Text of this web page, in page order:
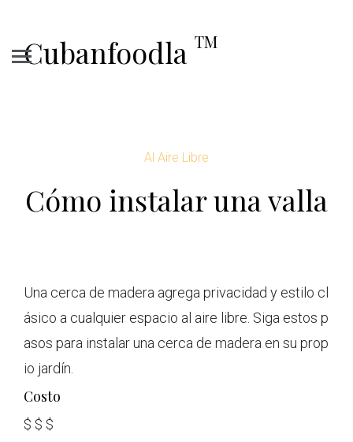
Cubanfoodla TM
Al Aire Libre
Cómo instalar una valla
Una cerca de madera agrega privacidad y estilo cl
ásico a cualquier espacio al aire libre. Siga estos p
asos para instalar una cerca de madera en su prop
io jardín.
Costo
$ $ $